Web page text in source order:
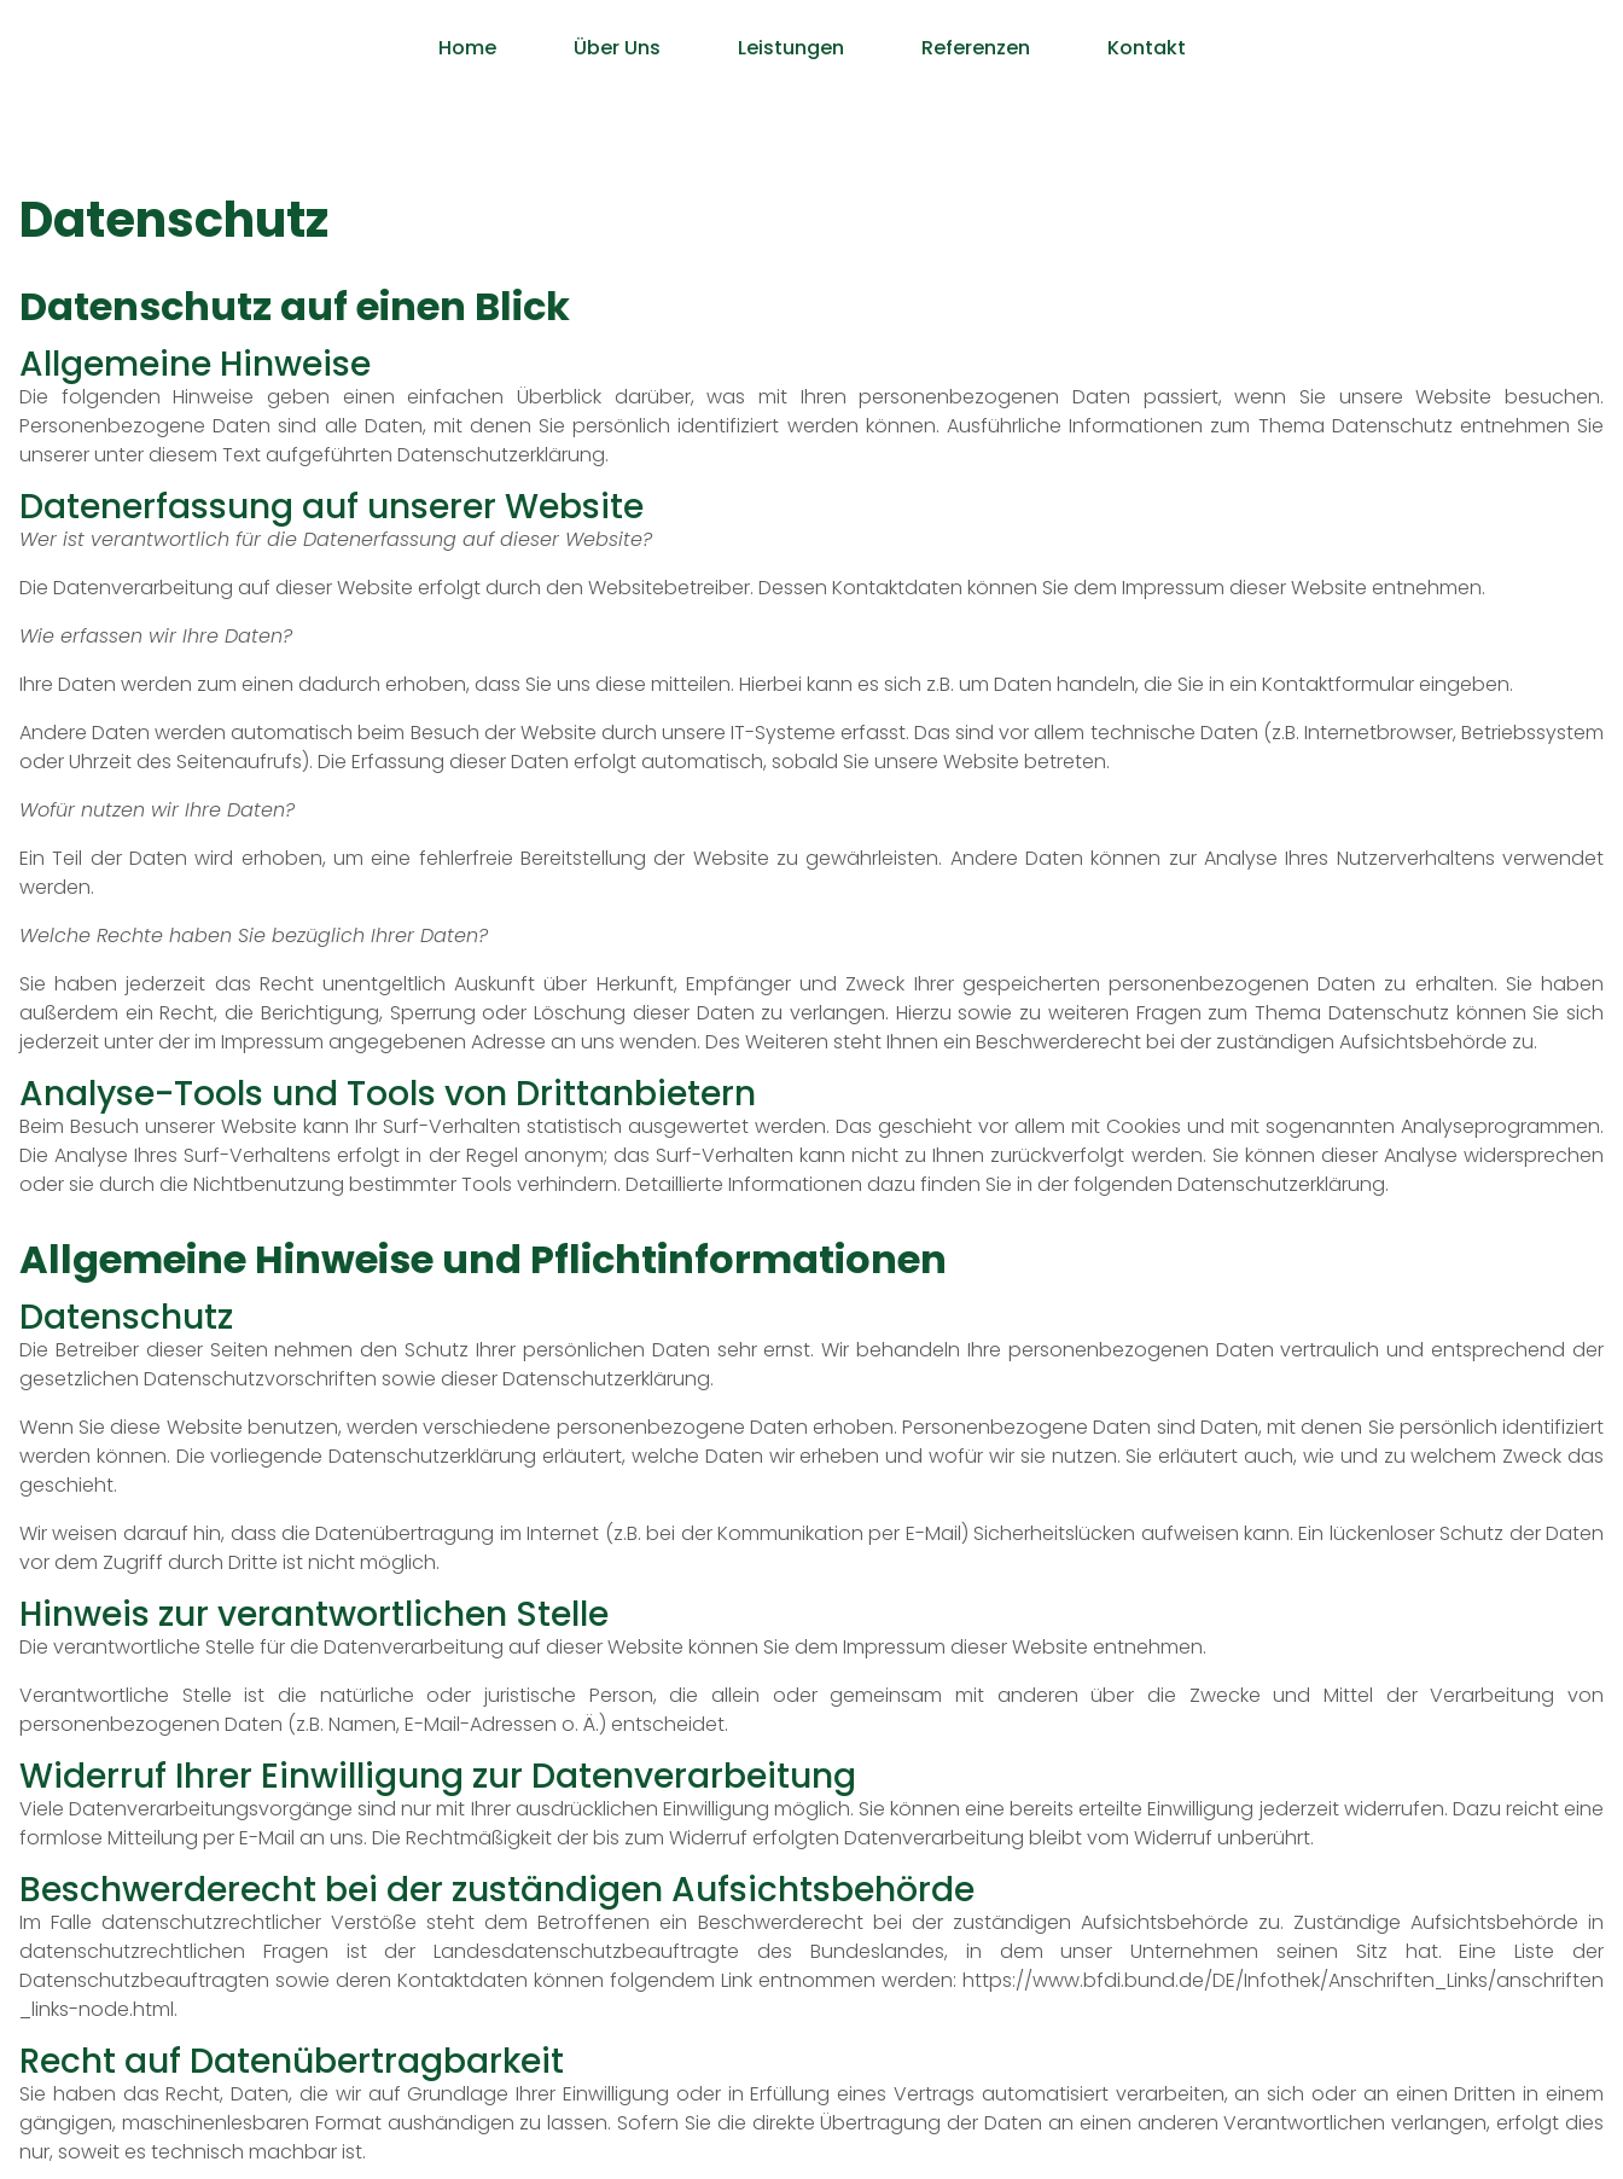
Home Über Uns Leistungen Referenzen Kontakt
Datenschutz
Datenschutz auf einen Blick
Allgemeine Hinweise
Die folgenden Hinweise geben einen einfachen Überblick darüber, was mit Ihren personenbezogenen Daten passiert, wenn Sie unsere Website besuchen.
Personenbezogene Daten sind alle Daten, mit denen Sie persönlich identifiziert werden können. Ausführliche Informationen zum Thema Datenschutz entnehmen Sie
unserer unter diesem Text aufgeführten Datenschutzerklärung.
Datenerfassung auf unserer Website
Wer ist verantwortlich für die Datenerfassung auf dieser Website?
Die Datenverarbeitung auf dieser Website erfolgt durch den Websitebetreiber. Dessen Kontaktdaten können Sie dem Impressum dieser Website entnehmen.
Wie erfassen wir Ihre Daten?
Ihre Daten werden zum einen dadurch erhoben, dass Sie uns diese mitteilen. Hierbei kann es sich z.B. um Daten handeln, die Sie in ein Kontaktformular eingeben.
Andere Daten werden automatisch beim Besuch der Website durch unsere IT-Systeme erfasst. Das sind vor allem technische Daten (z.B. Internetbrowser, Betriebssystem
oder Uhrzeit des Seitenaufrufs). Die Erfassung dieser Daten erfolgt automatisch, sobald Sie unsere Website betreten.
Wofür nutzen wir Ihre Daten?
Ein Teil der Daten wird erhoben, um eine fehlerfreie Bereitstellung der Website zu gewährleisten. Andere Daten können zur Analyse Ihres Nutzerverhaltens verwendet
werden.
Welche Rechte haben Sie bezüglich Ihrer Daten?
Sie haben jederzeit das Recht unentgeltlich Auskunft über Herkunft, Empfänger und Zweck Ihrer gespeicherten personenbezogenen Daten zu erhalten. Sie haben
außerdem ein Recht, die Berichtigung, Sperrung oder Löschung dieser Daten zu verlangen. Hierzu sowie zu weiteren Fragen zum Thema Datenschutz können Sie sich
jederzeit unter der im Impressum angegebenen Adresse an uns wenden. Des Weiteren steht Ihnen ein Beschwerderecht bei der zuständigen Aufsichtsbehörde zu.
Analyse-Tools und Tools von Drittanbietern
Beim Besuch unserer Website kann Ihr Surf-Verhalten statistisch ausgewertet werden. Das geschieht vor allem mit Cookies und mit sogenannten Analyseprogrammen.
Die Analyse Ihres Surf-Verhaltens erfolgt in der Regel anonym; das Surf-Verhalten kann nicht zu Ihnen zurückverfolgt werden. Sie können dieser Analyse widersprechen
oder sie durch die Nichtbenutzung bestimmter Tools verhindern. Detaillierte Informationen dazu finden Sie in der folgenden Datenschutzerklärung.
Allgemeine Hinweise und Pflichtinformationen
Datenschutz
Die Betreiber dieser Seiten nehmen den Schutz Ihrer persönlichen Daten sehr ernst. Wir behandeln Ihre personenbezogenen Daten vertraulich und entsprechend der
gesetzlichen Datenschutzvorschriften sowie dieser Datenschutzerklärung.
Wenn Sie diese Website benutzen, werden verschiedene personenbezogene Daten erhoben. Personenbezogene Daten sind Daten, mit denen Sie persönlich identifiziert
werden können. Die vorliegende Datenschutzerklärung erläutert, welche Daten wir erheben und wofür wir sie nutzen. Sie erläutert auch, wie und zu welchem Zweck das
geschieht.
Wir weisen darauf hin, dass die Datenübertragung im Internet (z.B. bei der Kommunikation per E-Mail) Sicherheitslücken aufweisen kann. Ein lückenloser Schutz der Daten
vor dem Zugriff durch Dritte ist nicht möglich.
Hinweis zur verantwortlichen Stelle
Die verantwortliche Stelle für die Datenverarbeitung auf dieser Website können Sie dem Impressum dieser Website entnehmen.
Verantwortliche Stelle ist die natürliche oder juristische Person, die allein oder gemeinsam mit anderen über die Zwecke und Mittel der Verarbeitung von
personenbezogenen Daten (z.B. Namen, E-Mail-Adressen o. Ä.) entscheidet.
Widerruf Ihrer Einwilligung zur Datenverarbeitung
Viele Datenverarbeitungsvorgänge sind nur mit Ihrer ausdrücklichen Einwilligung möglich. Sie können eine bereits erteilte Einwilligung jederzeit widerrufen. Dazu reicht eine
formlose Mitteilung per E-Mail an uns. Die Rechtmäßigkeit der bis zum Widerruf erfolgten Datenverarbeitung bleibt vom Widerruf unberührt.
Beschwerderecht bei der zuständigen Aufsichtsbehörde
Im Falle datenschutzrechtlicher Verstöße steht dem Betroffenen ein Beschwerderecht bei der zuständigen Aufsichtsbehörde zu. Zuständige Aufsichtsbehörde in
datenschutzrechtlichen Fragen ist der Landesdatenschutzbeauftragte des Bundeslandes, in dem unser Unternehmen seinen Sitz hat. Eine Liste der
Datenschutzbeauftragten sowie deren Kontaktdaten können folgendem Link entnommen werden: https://www.bfdi.bund.de/DE/Infothek/Anschriften_Links/anschriften
_links-node.html.
Recht auf Datenübertragbarkeit
Sie haben das Recht, Daten, die wir auf Grundlage Ihrer Einwilligung oder in Erfüllung eines Vertrags automatisiert verarbeiten, an sich oder an einen Dritten in einem
gängigen, maschinenlesbaren Format aushändigen zu lassen. Sofern Sie die direkte Übertragung der Daten an einen anderen Verantwortlichen verlangen, erfolgt dies
nur, soweit es technisch machbar ist.